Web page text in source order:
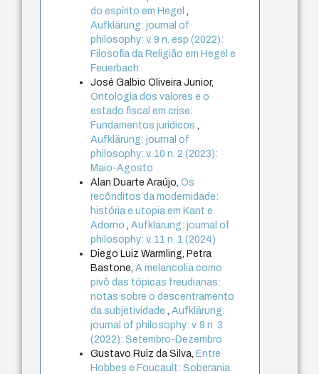
do espírito em Hegel
Aufklärung: journal of
philosophy: v. 9 n. esp (2022):
Filosofia da Religião em Hegel e
Feuerbach
José Galbio Oliveira Junior,
Ontologia dos valores e o
estado fiscal em crise:
Fundamentos jurídicos
Aufklärung: journal of
philosophy: v. 10 n. 2 (2023):
Maio-Agosto
Alan Duarte Araújo,Os
recônditos da modernidade:
história e utopia em Kant e
Adorno
,Aufklärung: journal of
philosophy: v. 11 n. 1 (2024)
Diego Luiz Warmling, Petra
Bastone,A melancolia como
pivô das tópicas freudianas:
notas sobre o descentramento
da subjetividade
,Aufklärung:
journal of philosophy: v. 9 n. 3
(2022): Setembro-Dezembro
Gustavo Ruiz da Silva,Entre
Hobbes e Foucault: Soberania